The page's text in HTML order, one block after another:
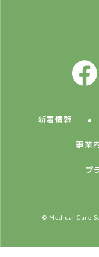
新着情報
事業
プ
© Medical Care